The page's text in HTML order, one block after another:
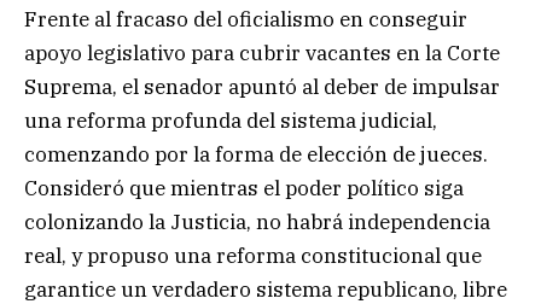
Frente al fracaso del oficialismo en conseguir
apoyo legislativo para cubrir vacantes en la Corte
Suprema, el senador apuntó al deber de impulsar
una reforma profunda del sistema judicial,
comenzando por la forma de elección de jueces.
Consideró que mientras el poder político siga
colonizando la Justicia, no habrá independencia
real, y propuso una reforma constitucional que
garantice un verdadero sistema republicano, libre